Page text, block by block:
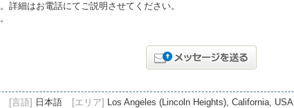
詳細はお電話にてご説明させてください。
[言語] 日本語 [エリア] Los Angeles (Lincoln Heights), California, USA